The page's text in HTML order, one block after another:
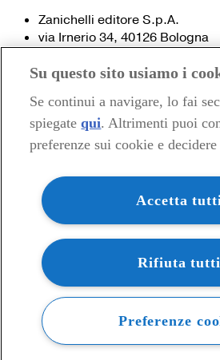
Zanichelli editore S.p.A.
via Irnerio 34, 40126 Bologna
Tel. 051- 293.111 / 245.024
© 2020 Zanichelli Editore spa
Contatti e recapiti
my.zanichelli.it
Filiali e agenzie
Acquisti: informazioni
Area stampa
Privacy
Su questo sito usiamo i
Se continui a navigare, lo fai
spiegate qui. Altrimenti puoi
preferenze sui cookie e
Accetta
Rifiuta tutti
Preferenze